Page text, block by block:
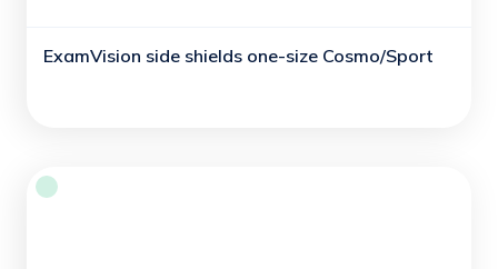
ExamVision side shields one-size Cosmo/Sport